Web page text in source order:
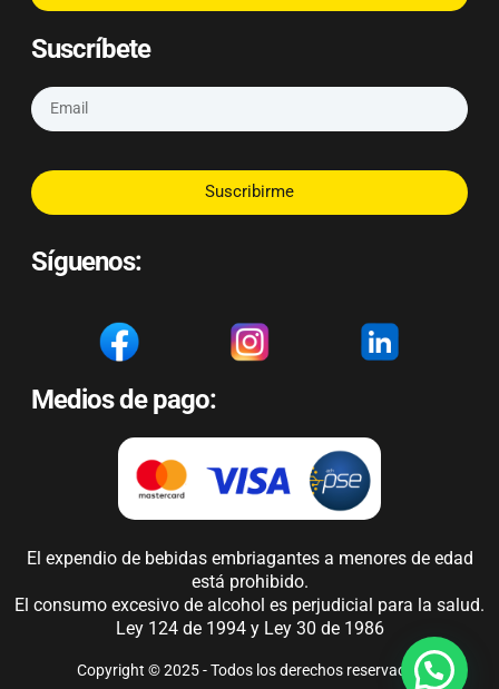
Suscríbete
Suscribirme
Síguenos:
Medios de pago:
El expendio de bebidas embriagantes a menores de edad
está prohibido.
El consumo excesivo de alcohol es perjudicial para la salud.
Ley 124 de 1994 y Ley 30 de 1986
Copyright © 2025 - Todos los derechos reservados